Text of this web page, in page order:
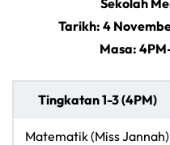
Tarikh: 4
Masa:
Tingkatan 1-3 (4PM)
Matematik (Miss Jannah)